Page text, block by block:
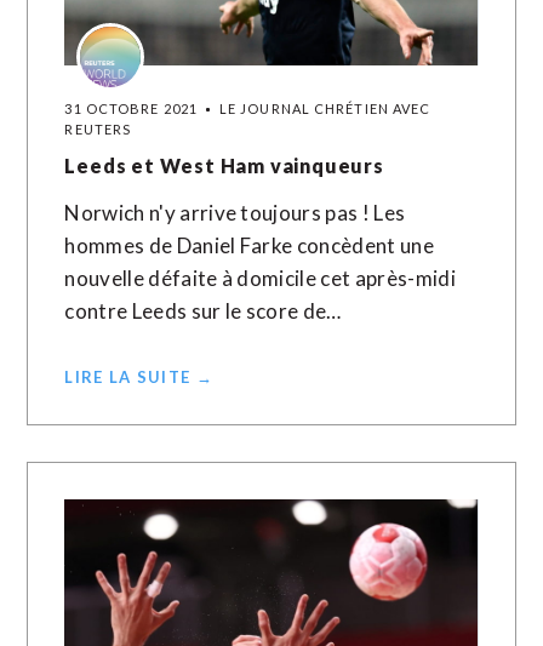
31 OCTOBRE 2021
LE JOURNAL CHRÉTIEN AVEC
REUTERS
Leeds et West Ham vainqueurs
Norwich n'y arrive toujours pas ! Les
hommes de Daniel Farke concèdent une
nouvelle défaite à domicile cet après-midi
contre Leeds sur le score de…
LIRE LA SUITE →